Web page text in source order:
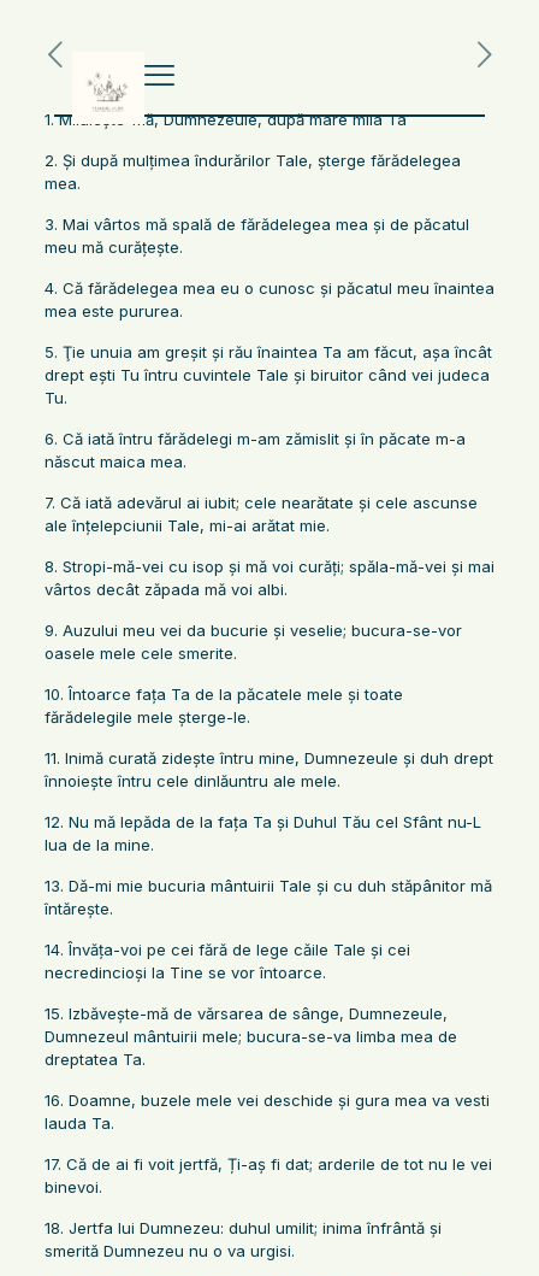
1. Miluieşte-mă, Dumnezeule, după mare mila Ta
2. Şi după mulţimea îndurărilor Tale, şterge fărădelegea
mea.
3. Mai vârtos mă spală de fărădelegea mea şi de păcatul
meu mă curăţeşte.
4. Că fărădelegea mea eu o cunosc şi păcatul meu înaintea
mea este pururea.
5. Ţie unuia am greşit şi rău înaintea Ta am făcut, aşa încât
drept eşti Tu întru cuvintele Tale şi biruitor când vei judeca
Tu.
6. Că iată întru fărădelegi m-am zămislit şi în păcate m-a
născut maica mea.
7. Că iată adevărul ai iubit; cele nearătate şi cele ascunse
ale înţelepciunii Tale, mi-ai arătat mie.
8. Stropi-mă-vei cu isop şi mă voi curăţi; spăla-mă-vei şi mai
vârtos decât zăpada mă voi albi.
9. Auzului meu vei da bucurie şi veselie; bucura-se-vor
oasele mele cele smerite.
10. Întoarce faţa Ta de la păcatele mele şi toate
fărădelegile mele şterge-le.
11. Inimă curată zideşte întru mine, Dumnezeule şi duh drept
înnoieşte întru cele dinlăuntru ale mele.
12. Nu mă lepăda de la faţa Ta şi Duhul Tău cel Sfânt nu-L
lua de la mine.
13. Dă-mi mie bucuria mântuirii Tale şi cu duh stăpânitor mă
întăreşte.
14. Învăţa-voi pe cei fără de lege căile Tale şi cei
necredincioşi la Tine se vor întoarce.
15. Izbăveşte-mă de vărsarea de sânge, Dumnezeule,
Dumnezeul mântuirii mele; bucura-se-va limba mea de
dreptatea Ta.
16. Doamne, buzele mele vei deschide şi gura mea va vesti
lauda Ta.
17. Că de ai fi voit jertfă, Ți-aş fi dat; arderile de tot nu le vei
binevoi.
18. Jertfa lui Dumnezeu: duhul umilit; inima înfrântă şi
smerită Dumnezeu nu o va urgisi.